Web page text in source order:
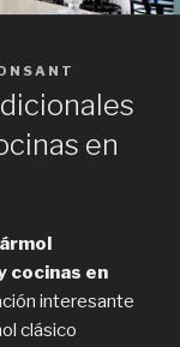
en
cocinas en
interesante
clásico